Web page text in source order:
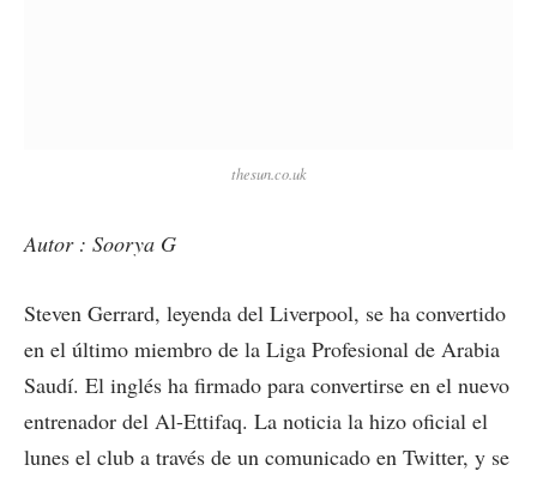
thesun.co.uk
Autor : Soorya G
Steven Gerrard, leyenda del Liverpool, se ha convertido
en el último miembro de la Liga Profesional de Arabia
Saudí. El inglés ha firmado para convertirse en el nuevo
entrenador del Al-Ettifaq. La noticia la hizo oficial el
lunes el club a través de un comunicado en Twitter, y se